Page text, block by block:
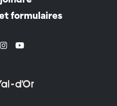
formulaires